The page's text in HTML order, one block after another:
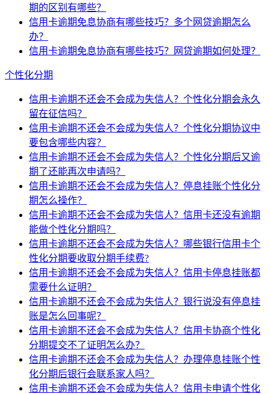
期的区别有哪些？
信用卡逾期免息协商有哪些技巧？多个网贷逾期怎么
办？
信用卡逾期免息协商有哪些技巧？网贷逾期如何处理？
个性化分期
信用卡逾期不还会不会成为失信人？个性化分期会永久
留在征信吗？
信用卡逾期不还会不会成为失信人？个性化分期协议中
要包含哪些内容？
信用卡逾期不还会不会成为失信人？个性化分期后又逾
期了还能再次申请吗？
信用卡逾期不还会不会成为失信人？停息挂账个性化分
期怎么操作？
信用卡逾期不还会不会成为失信人？信用卡还没有逾期
能做个性化分期吗？
信用卡逾期不还会不会成为失信人？哪些银行信用卡个
性化分期要收取分期手续费?
信用卡逾期不还会不会成为失信人？信用卡停息挂账都
需要什么证明？
信用卡逾期不还会不会成为失信人？银行说没有停息挂
账是怎么回事呢？
信用卡逾期不还会不会成为失信人？信用卡协商个性化
分期提交不了证明怎么办？
信用卡逾期不还会不会成为失信人？办理停息挂账个性
化分期后银行会联系家人吗？
信用卡逾期不还会不会成为失信人？信用卡申请个性化